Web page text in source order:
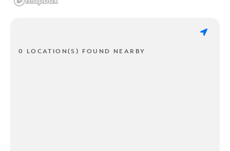
0 LOCATION(S) FOUND NEARBY